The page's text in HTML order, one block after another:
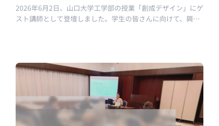
2026年6月2日、山口大学工学部の授業「創成デザイン」にゲ
スト講師として登壇しました。学生の皆さんに向けて、興